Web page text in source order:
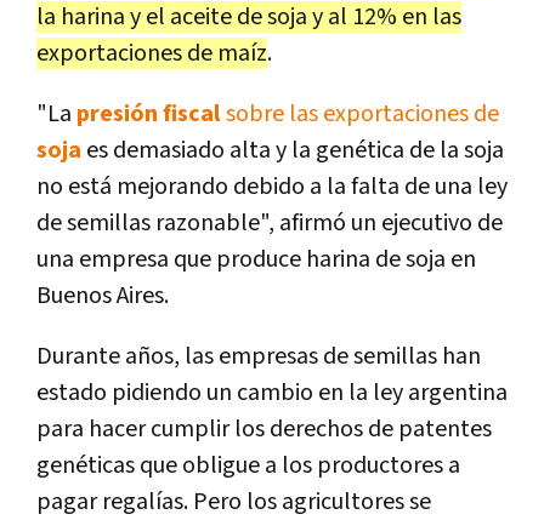
la harina y el aceite de soja y al 12% en las
exportaciones de maíz.
"La presión fiscalsobre las exportaciones de
soja es demasiado alta y la genética de la soja
no está mejorando debido a la falta de una ley
de semillas razonable", afirmó un ejecutivo de
una empresa que produce harina de soja en
Buenos Aires.
Durante años, las empresas de semillas han
estado pidiendo un cambio en la ley argentina
para hacer cumplir los derechos de patentes
genéticas que obligue a los productores a
pagar regalías. Pero los agricultores se